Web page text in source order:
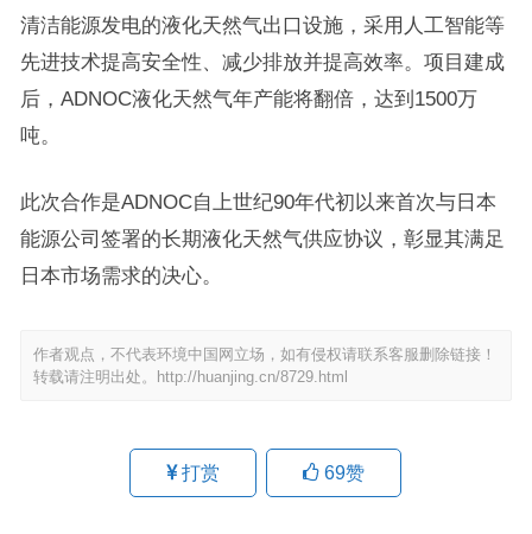
清洁能源发电的液化天然气出口设施，采用人工智能等
先进技术提高安全性、减少排放并提高效率。项目建成
后，ADNOC液化天然气年产能将翻倍，达到1500万
吨。
此次合作是ADNOC自上世纪90年代初以来首次与日本
能源公司签署的长期液化天然气供应协议，彰显其满足
日本市场需求的决心。
作者观点，不代表环境中国网立场，如有侵权请联系客服删除链接！
转载请注明出处。
http://huanjing.cn/8729.html
打赏 69赞